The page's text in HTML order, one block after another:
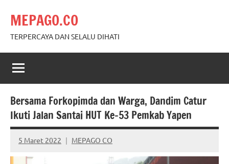
content
MEPAGO.CO
TERPERCAYA DAN SELALU DIHATI
Bersama Forkopimda dan Warga, Dandim Catur
Ikuti Jalan Santai HUT Ke-53 Pemkab Yapen
5 Maret 2022 MEPAGO CO
No
comments